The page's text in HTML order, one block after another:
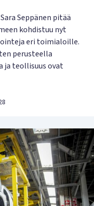
Seppänen pitää
kohdistuu nyt
eri toimialoille.
perusteella
ja teollisuus ovat